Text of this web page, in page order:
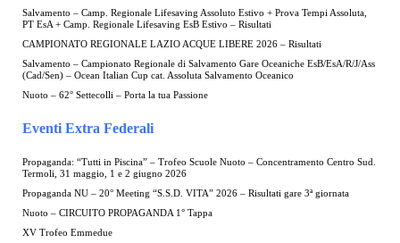
Salvamento – Camp. Regionale Lifesaving Assoluto Estivo + Prova Tempi Assoluta,
PT EsA + Camp. Regionale Lifesaving EsB Estivo – Risultati
CAMPIONATO REGIONALE LAZIO ACQUE LIBERE 2026 – Risultati
Salvamento – Campionato Regionale di Salvamento Gare Oceaniche EsB/EsA/R/J/Ass
(Cad/Sen) – Ocean Italian Cup cat. Assoluta Salvamento Oceanico
Nuoto – 62° Settecolli – Porta la tua Passione
Eventi Extra Federali
Propaganda: “Tutti in Piscina” – Trofeo Scuole Nuoto – Concentramento Centro Sud.
Termoli, 31 maggio, 1 e 2 giugno 2026
Propaganda NU – 20° Meeting “S.S.D. VITA” 2026 – Risultati gare 3ª giornata
Nuoto – CIRCUITO PROPAGANDA 1° Tappa
XV Trofeo Emmedue